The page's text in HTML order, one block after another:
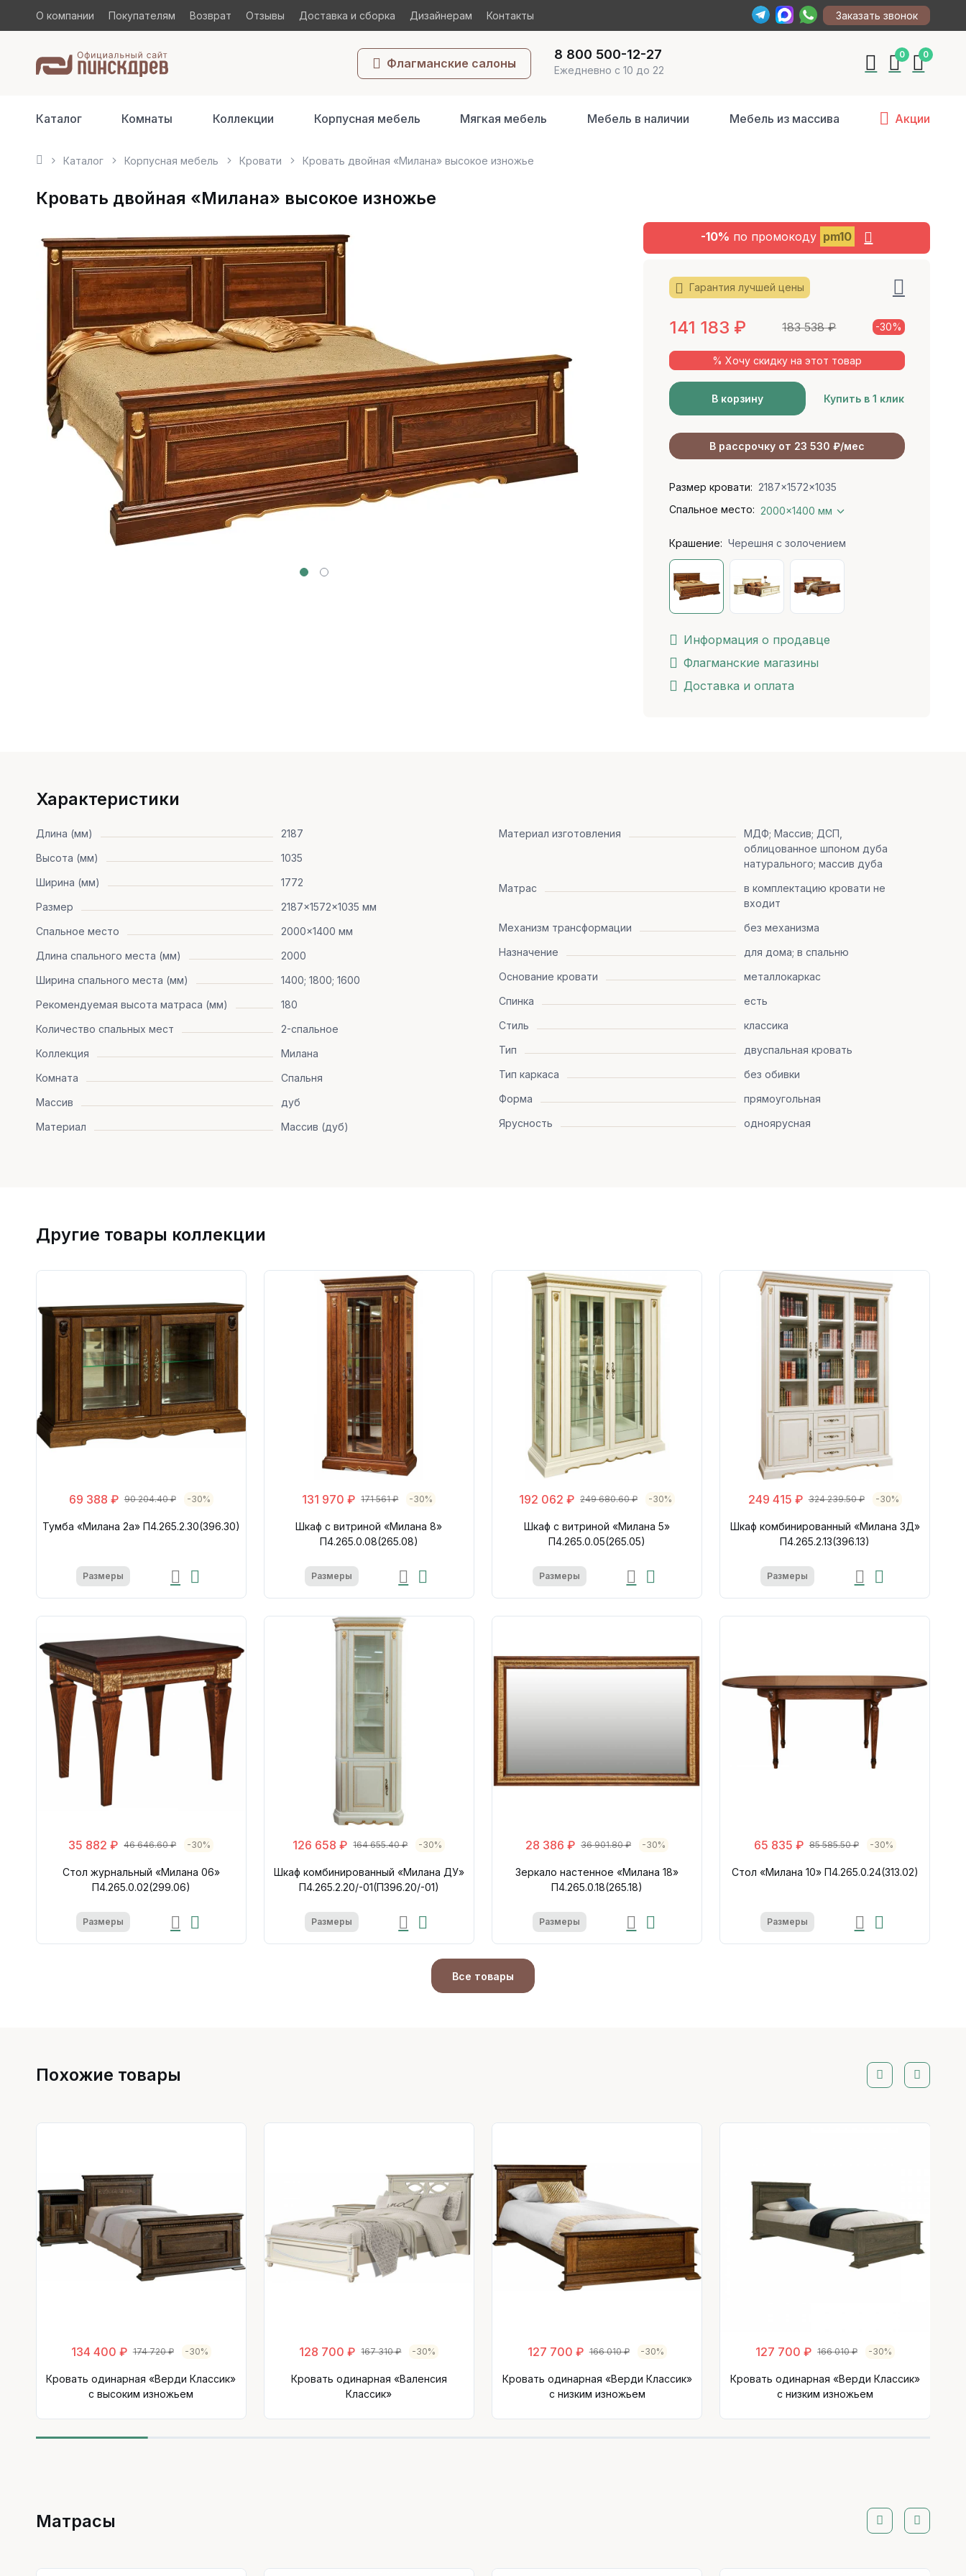
О компании Покупателям Возврат Отзывы Доставка и сборка Дизайнерам Контакты Заказать звонок
Флагманские салоны
8 800 500-12-27
Ежедневно с 10 до 22
0 0
Каталог Комнаты Коллекции Корпусная мебель Мягкая мебель Мебель в наличии Мебель из массива Акции
Каталог Корпусная мебель Кровати Кровать двойная «Милана» высокое изножье
Кровать двойная «Милана» высокое изножье
-10% по промокоду pm10
Гарантия лучшей цены
141 183 ₽ 183 538₽ -30%
% Хочу скидку на этот товар
В корзину Купить в 1 клик
В рассрочку от 23 530 ₽/мес
Размер кровати: 2187x1572x1035
Спальное место: 2000x1400 мм
Крашение: Черешня с золочением
Информация о продавце
Флагманские магазины
Доставка и оплата
Характеристики
Длина (мм)
2187
Высота (мм)
1035
Ширина (мм)
1772
Размер
2187x1572x1035 мм
Спальное место
2000x1400 мм
Длина спального места (мм)
2000
Ширина спального места (мм)
1400; 1800; 1600
Рекомендуемая высота матраса (мм)
180
Количество спальных мест
2-спальное
Коллекция
Милана
Комната
Спальня
Массив
дуб
Материал
Массив (дуб)
Материал изготовления
МДФ; Массив; ДСП,
облицованное шпоном дуба
натурального; массив дуба
Матрас
в комплектацию кровати не
входит
Механизм трансформации
без механизма
Назначение
для дома; в спальню
Основание кровати
металлокаркас
Спинка
есть
Стиль
классика
Тип
двуспальная кровать
Тип каркаса
без обивки
Форма
прямоугольная
Ярусность
одноярусная
Другие товары коллекции
69 388 ₽ 90 204.40 ₽ -30%
Тумба «Милана 2а» П4.265.2.30(396.30)
Размеры
131 970 ₽ 171 561 ₽ -30%
Шкаф с витриной «Милана 8»
П4.265.0.08(265.08)
Размеры
192 062 ₽ 249 680.60 ₽ -30%
Шкаф с витриной «Милана 5»
П4.265.0.05(265.05)
Размеры
249 415 ₽ 324 239.50 ₽ -30%
Шкаф комбинированный «Милана 3Д»
П4.265.2.13(396.13)
Размеры
35 882 ₽ 46 646.60 ₽ -30%
Стол журнальный «Милана 06»
П4.265.0.02(299.06)
Размеры
126 658 ₽ 164 655.40 ₽ -30%
Шкаф комбинированный «Милана ДУ»
П4.265.2.20/-01(П396.20/-01)
Размеры
28 386 ₽ 36 901.80 ₽ -30%
Зеркало настенное «Милана 18»
П4.265.0.18(265.18)
Размеры
65 835 ₽ 85 585.50 ₽ -30%
Стол «Милана 10» П4.265.0.24(313.02)
Размеры
Все товары
Похожие товары
134 400 ₽ 174 720 ₽ -30%
Кровать одинарная «Верди Классик»
с высоким изножьем
128 700 ₽ 167 310 ₽ -30%
Кровать одинарная «Валенсия
Классик»
127 700 ₽ 166 010 ₽ -30%
Кровать одинарная «Верди Классик»
с низким изножьем
127 700 ₽ 166 010 ₽ -30%
Кровать одинарная «Верди Классик»
с низким изножьем
Матрасы